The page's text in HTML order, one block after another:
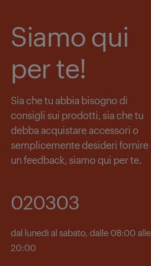
Siamo qui
per te!
Sia che tu abbia bisogno di
consigli sui prodotti, sia che tu
debba acquistare accessori o
semplicemente desideri fornire
un feedback, siamo qui per te.
020303
dal lunedì al sabato, dalle 08:00 alle
20:00